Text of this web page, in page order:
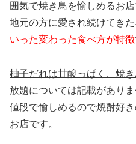
囲気で焼き鳥を愉しめるお
地元の方に愛され続けてきた
いった変わった食べ方が特徴
柚子だれは甘酸っぱく、焼
放題については記載があり
値段で愉しめるので焼酎好
お店です。